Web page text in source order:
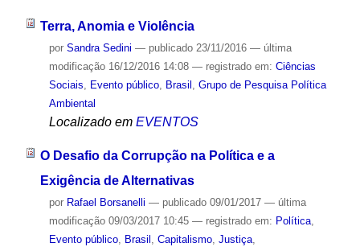
Terra, Anomia e Violência
por Sandra Sedini — publicado23/11/2016 — última
modificação16/12/2016 14:08 — registrado em: Ciências
Sociais
Evento público, Brasil Grupo de Pesquisa Política
Ambiental
Localizado em EVENTOS
O Desafio da Corrupção na Política e a
Exigência de Alternativas
por Rafael Borsanelli — publicado09/01/2017 — última
modificação09/03/2017 10:45 — registrado em: Política,
Evento público, Brasil , Capitalismo, Justiça,